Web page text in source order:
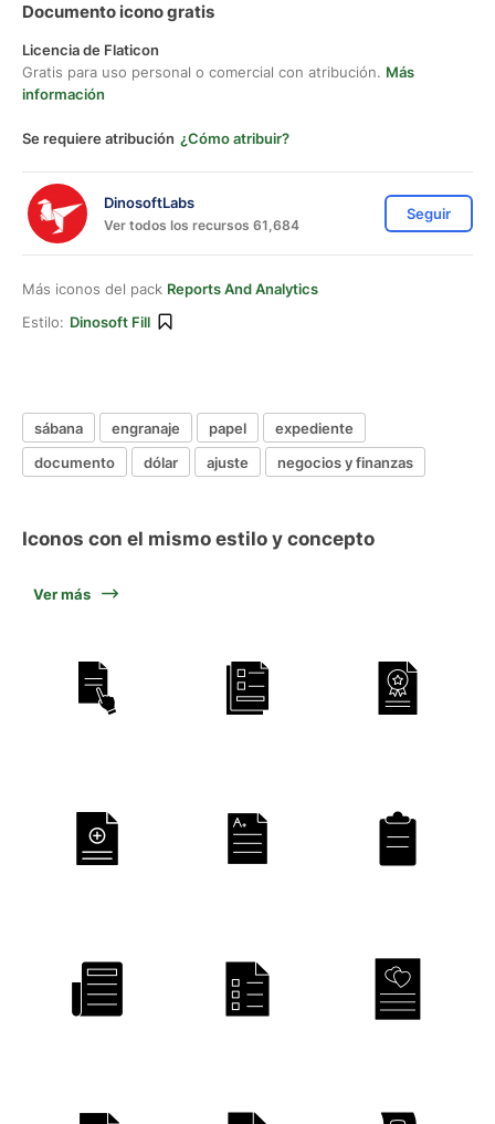
Documento icono gratis
Licencia de Flaticon
Gratis para uso personal o comercial con atribución. Más
información
Se requiere atribución ¿Cómo atribuir?
DinosoftLabs
Ver todos los recursos 61,684
Seguir
Más iconos del pack Reports And Analytics
Estilo: Dinosoft Fill
sábana engranaje papel
expediente
documento
dólar ajuste negocios y finanzas
Iconos con el mismo estilo y concepto
Ver más